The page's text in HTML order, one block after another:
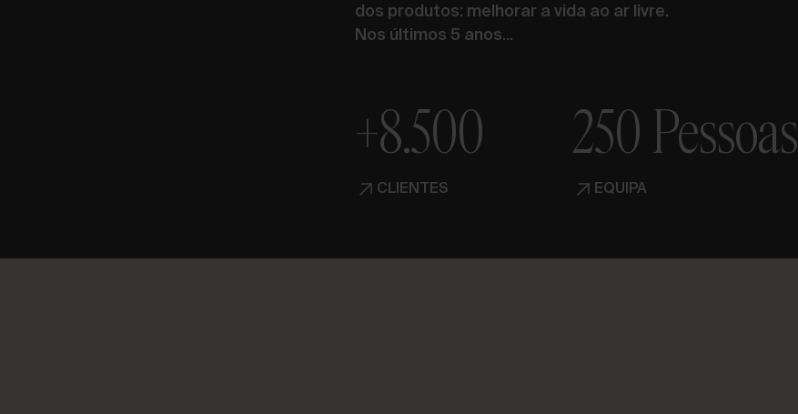
dos produtos: melhorar a vida ao ar livre.
Nos últimos 5 anos...
+8.500
CLIENTES
250 Pessoas
EQUIPA